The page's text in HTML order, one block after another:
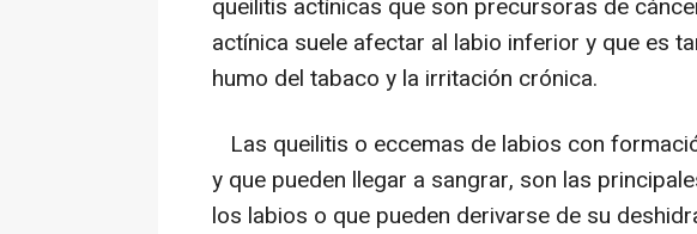
queilitis actínicas que son precursoras de
actínica suele afectar al labio inferior y que es
humo del tabaco y la irritación crónica.
Las queilitis o eccemas de labios con
y que pueden llegar a sangrar, son las
los labios o que pueden derivarse de su